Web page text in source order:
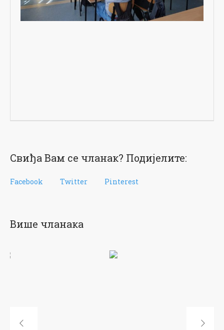
Свиђа Вам се чланак? Подијелите:
Facebook Twitter Pinterest
Више чланака